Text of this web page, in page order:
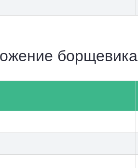
борщевика